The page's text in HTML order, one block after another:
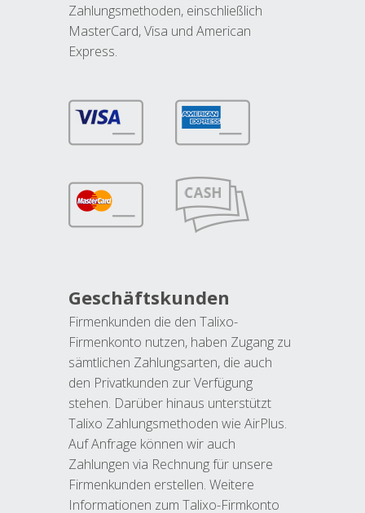
Zahlungsmethoden, einschließlich
MasterCard, Visa und American
Express.
Geschäftskunden
Firmenkunden die den Talixo-
Firmenkonto nutzen, haben Zugang zu
sämtlichen Zahlungsarten, die auch
den Privatkunden zur Verfügung
stehen. Darüber hinaus unterstützt
Talixo Zahlungsmethoden wie AirPlus.
Auf Anfrage können wir auch
Zahlungen via Rechnung für unsere
Firmenkunden erstellen. Weitere
Informationen zum Talixo-Firmkonto